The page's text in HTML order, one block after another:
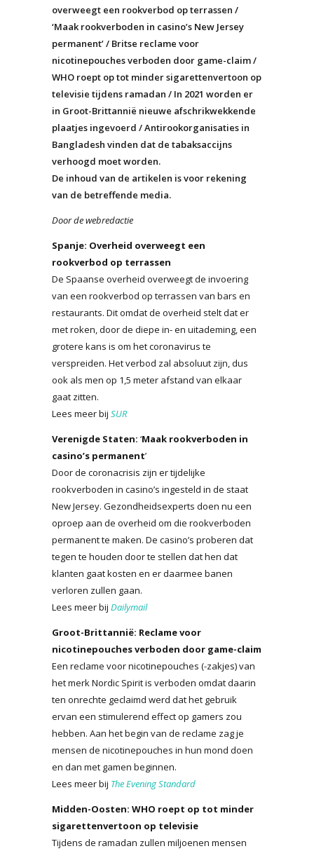
overweegt een rookverbod op terrassen /
‘Maak rookverboden in casino’s New Jersey
permanent’ / Britse reclame voor
nicotinepouches verboden door game-claim /
WHO roept op tot minder sigarettenvertoon op
televisie tijdens ramadan / In 2021 worden er
in Groot-Brittannië nieuwe afschrikwekkende
plaatjes ingevoerd / Antirookorganisaties in
Bangladesh vinden dat de tabaksaccijns
verhoogd moet worden.
De inhoud van de artikelen is voor rekening
van de betreffende media.
Door de webredactie
Spanje: Overheid overweegt een
rookverbod op terrassen
De Spaanse overheid overweegt de invoering
van een rookverbod op terrassen van bars en
restaurants. Dit omdat de overheid stelt dat er
met roken, door de diepe in- en uitademing, een
grotere kans is om het coronavirus te
verspreiden. Het verbod zal absoluut zijn, dus
ook als men op 1,5 meter afstand van elkaar
gaat zitten.
Lees meer bij SUR
Verenigde Staten: ‘Maak rookverboden in
casino’s permanent’
Door de coronacrisis zijn er tijdelijke
rookverboden in casino’s ingesteld in de staat
New Jersey. Gezondheidsexperts doen nu een
oproep aan de overheid om die rookverboden
permanent te maken. De casino’s proberen dat
tegen te houden door te stellen dat hen dat
klanten gaat kosten en er daarmee banen
verloren zullen gaan.
Lees meer bij Dailymail
Groot-Brittannië: Reclame voor
nicotinepouches verboden door game-claim
Een reclame voor nicotinepouches (-zakjes) van
het merk Nordic Spirit is verboden omdat daarin
ten onrechte geclaimd werd dat het gebruik
ervan een stimulerend effect op gamers zou
hebben. Aan het begin van de reclame zag je
mensen de nicotinepouches in hun mond doen
en dan met gamen beginnen.
Lees meer bij The Evening Standard
Midden-Oosten: WHO roept op tot minder
sigarettenvertoon op televisie
Tijdens de ramadan zullen miljoenen mensen